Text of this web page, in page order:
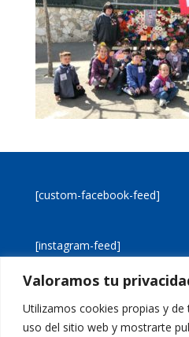
Valoramos tu
Utilizamos cookies propias y de
uso del sitio web y mostrarte
[custom-facebook-feed]
[instagram-feed]